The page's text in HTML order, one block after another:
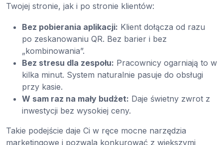
Twojej stronie, jak i po stronie klientów:
Bez pobierania aplikacji: Klient dołącza od razu
po zeskanowaniu QR. Bez barier i bez
„kombinowania”.
Bez stresu dla zespołu: Pracownicy ogarniają to w
kilka minut. System naturalnie pasuje do obsługi
przy kasie.
W sam raz na mały budżet: Daje świetny zwrot z
inwestycji bez wysokiej ceny.
Takie podejście daje Ci w ręce mocne narzędzia
marketingowe i pozwala konkurować z większymi